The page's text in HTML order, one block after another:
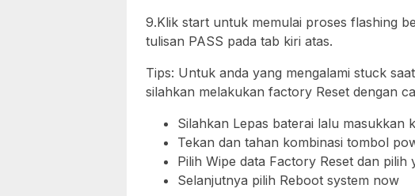
9.Klik start untuk memulai proses flashing
tulisan PASS pada tab kiri atas.
Tips: Untuk anda yang mengalami stuck
silahkan melakukan factory Reset dengan
Silahkan Lepas baterai lalu masukkan
Tekan dan tahan kombinasi tombol
Pilih Wipe data Factory Reset dan pilih
Selanjutnya pilih Reboot system now